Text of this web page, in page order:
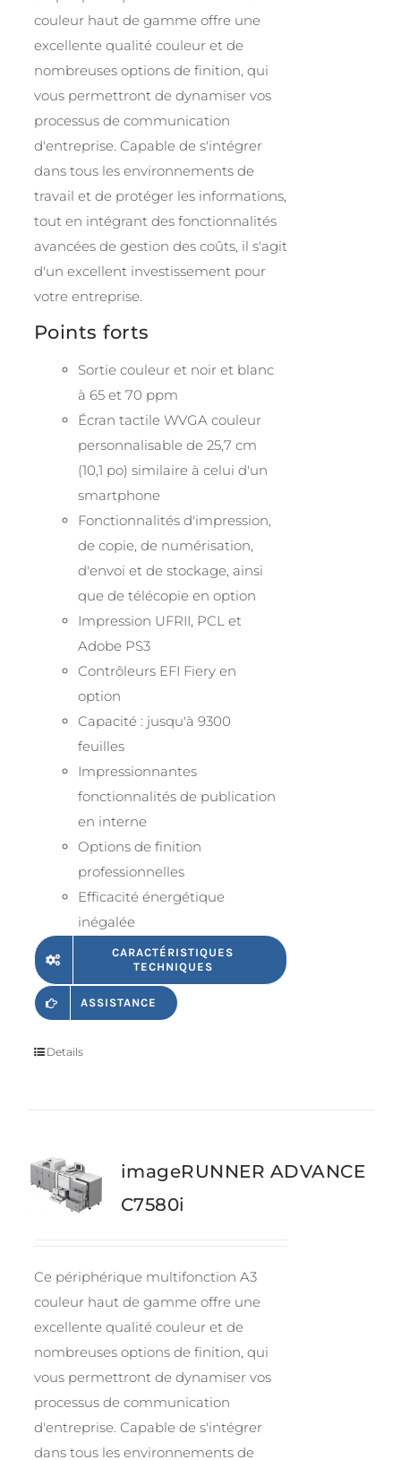
couleur haut de gamme offre une
excellente qualité couleur et de
nombreuses options de finition, qui
vous permettront de dynamiser vos
processus de communication
d'entreprise. Capable de s'intégrer
dans tous les environnements de
travail et de protéger les informations,
tout en intégrant des fonctionnalités
avancées de gestion des coûts, il s'agit
d'un excellent investissement pour
votre entreprise.
Points forts
Sortie couleur et noir et blanc
à 65 et 70 ppm
Écran tactile WVGA couleur
personnalisable de 25,7 cm
(10,1 po) similaire à celui d'un
smartphone
Fonctionnalités d'impression,
de copie, de numérisation,
d'envoi et de stockage, ainsi
que de télécopie en option
Impression UFRII, PCL et
Adobe PS3
Contrôleurs EFI Fiery en
option
Capacité : jusqu'à 9300
feuilles
Impressionnantes
fonctionnalités de publication
en interne
Options de finition
professionnelles
Efficacité énergétique
inégalée
CARACTÉRISTIQUES
TECHNIQUES
ASSISTANCE
Details
imageRUNNER ADVANCE
C7580i
Ce périphérique multifonction A3
couleur haut de gamme offre une
excellente qualité couleur et de
nombreuses options de finition, qui
vous permettront de dynamiser vos
processus de communication
d'entreprise. Capable de s'intégrer
dans tous les environnements de